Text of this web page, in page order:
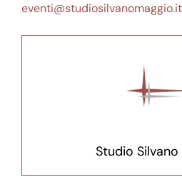
eventi@studiosilvanomaggio.it
Studio